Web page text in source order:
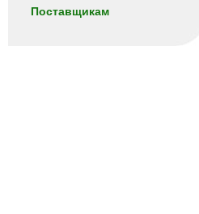
Поставщикам